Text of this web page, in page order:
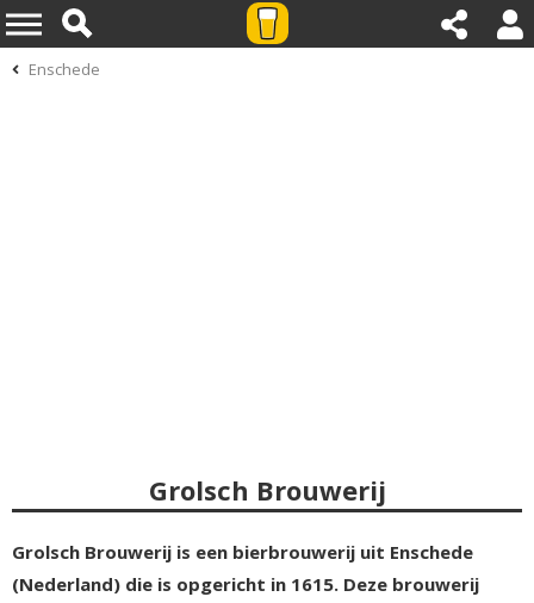
Enschede
Grolsch Brouwerij
Grolsch Brouwerij is een bierbrouwerij uit Enschede
(Nederland) die is opgericht in 1615. Deze brouwerij